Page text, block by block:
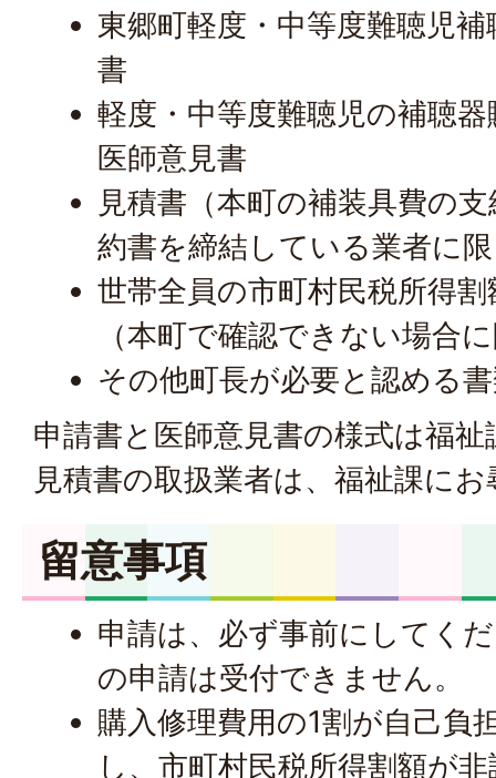
東郷町軽度・中等度難聴児
書
軽度・中等度難聴児の補聴
医師意見書
見積書（本町の補装具費の
約書を締結している業者に
世帯全員の市町村民税所得
（本町で確認できない場合
その他町長が必要と認める
申請書と医師意見書の様式は福
見積書の取扱業者は、福祉課に
留意事項
申請は、必ず事前にしてく
の申請は受付できません。
購入修理費用の1割が自己負
し、市町村民税所得割額が